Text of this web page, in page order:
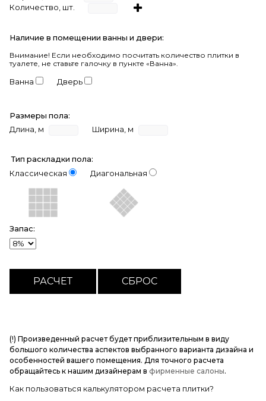
Количество, шт.
Наличие в помещении ванны и двери:
Внимание! Если необходимо посчитать количество плитки в
туалете, не ставьте галочку в пункте «Ванна».
Ванна Дверь
Размеры пола:
Длина, м
Ширина, м
Тип раскладки пола:
Классическая
Диагональная
Запас:
(!) Произведенный расчет будет приблизительным в виду
большого количества аспектов выбранного варианта дизайна и
особенностей вашего помещения. Для точного расчета
обращайтесь к нашим дизайнерам в фирменные салоны.
Как пользоваться калькулятором расчета плитки?